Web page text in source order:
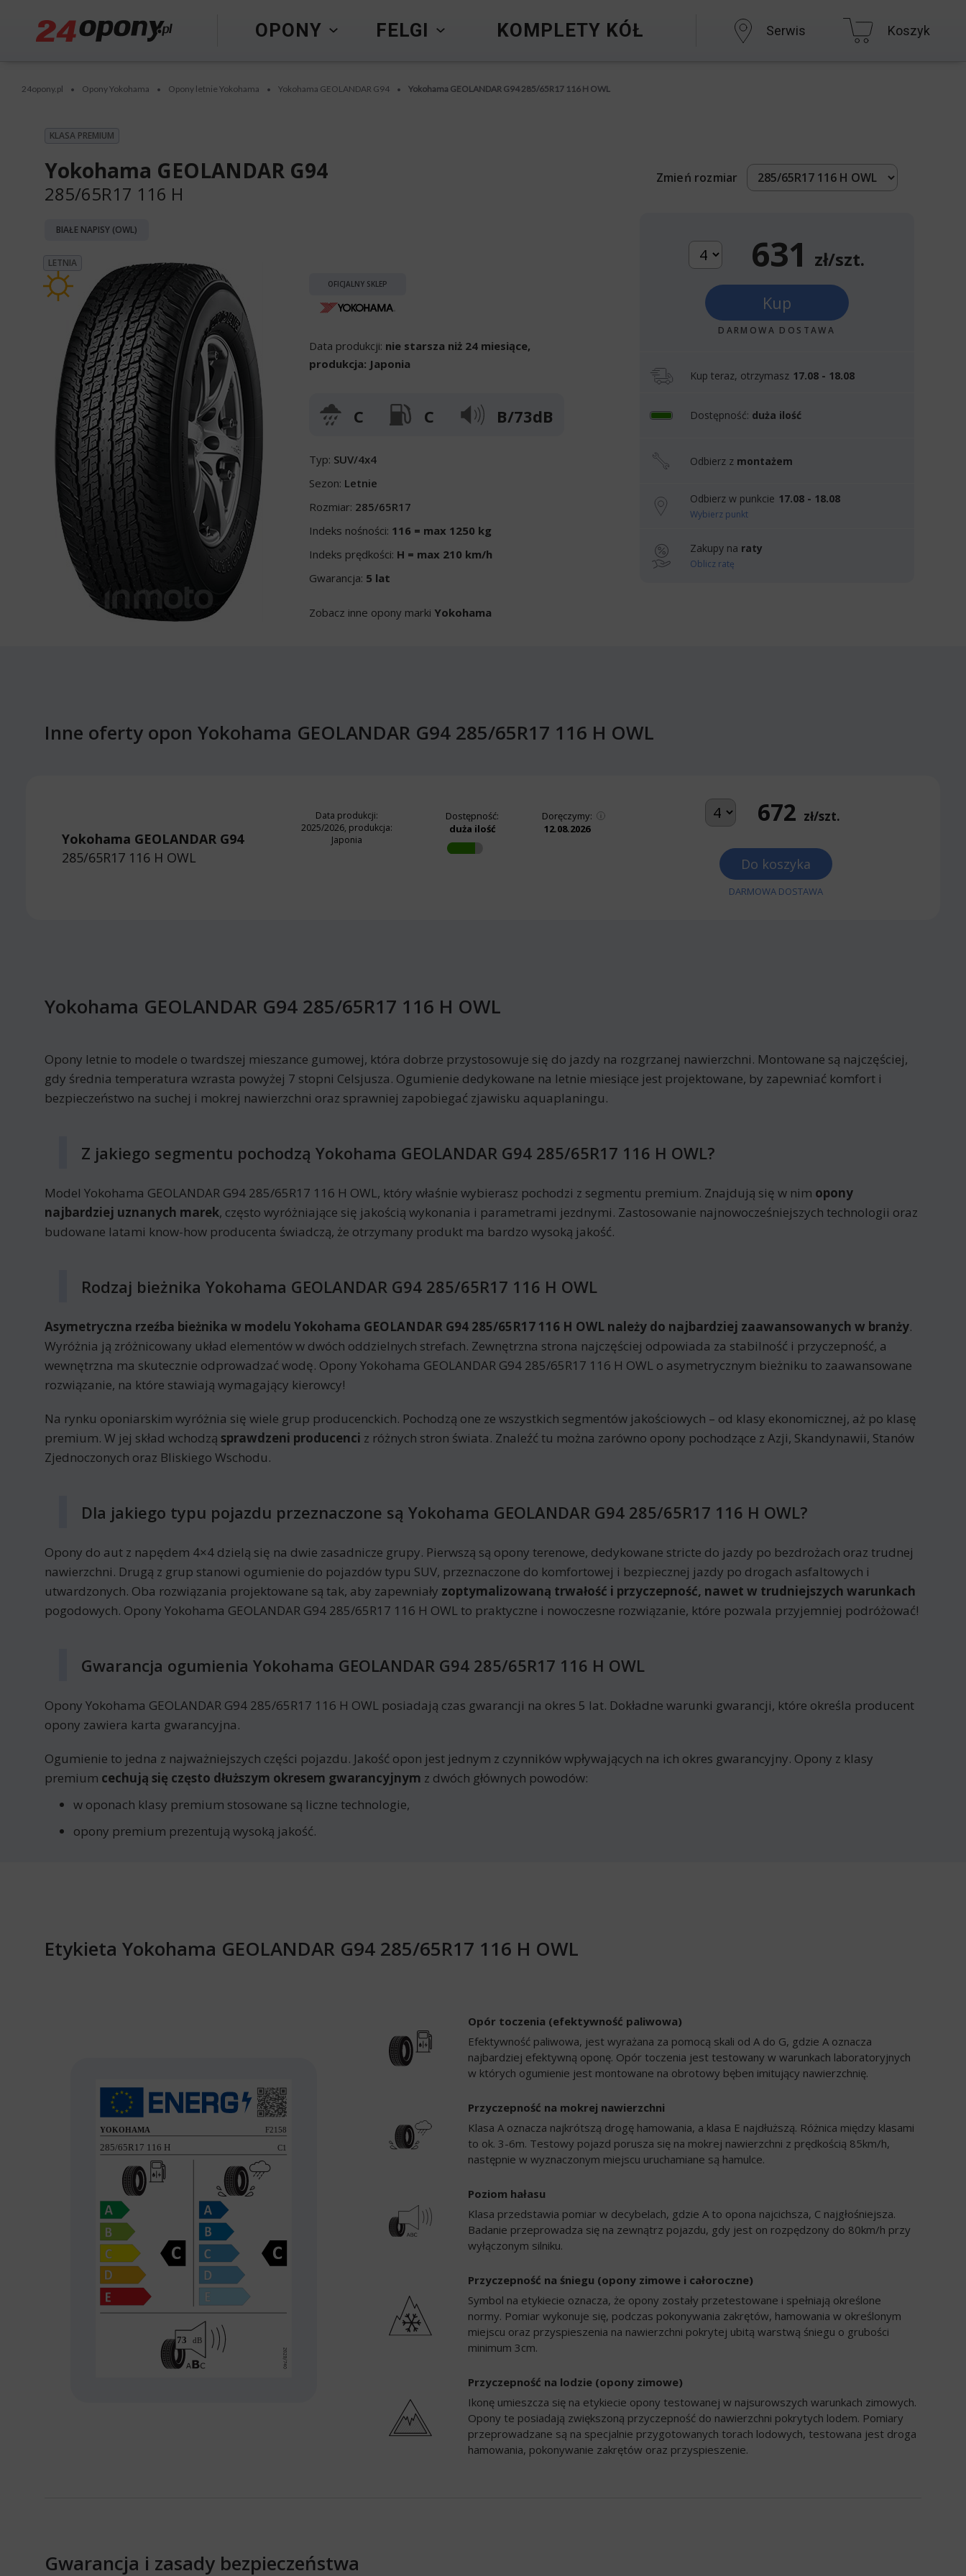
OPONY FELGI KOMPLETY KÓŁ Serwis Koszyk
24opony.pl • Opony Yokohama • Opony letnie Yokohama • Yokohama GEOLANDAR G94 • Yokohama GEOLANDAR G94 285/65R17 116 H OWL
KLASA PREMIUM
Yokohama GEOLANDAR G94
285/65R17 116 H
BIAŁE NAPISY (OWL)
LETNIA
OFICJALNY SKLEP
Data produkcji: nie starsza niż 24 miesiące,
produkcja: Japonia
C C B/73dB
Typ: SUV/4x4
Sezon: Letnie
Rozmiar: 285/65R17
Indeks nośności: 116 = max 1250 kg
Indeks prędkości: H = max 210 km/h
Gwarancja: 5 lat
Zobacz inne opony marki Yokohama
Zmień rozmiar
631 zł/szt.
Kup
DARMOWA DOSTAWA
Kup teraz, otrzymasz 17.08 - 18.08
Dostępność: duża ilość
Odbierz z montażem
Odbierz w punkcie 17.08 - 18.08
Wybierz punkt
Zakupy na raty
Oblicz ratę
Inne oferty opon Yokohama GEOLANDAR G94 285/65R17 116 H OWL
Yokohama GEOLANDAR G94
285/65R17 116 H OWL
Data produkcji:
2025/2026, produkcja:
Japonia
Dostępność:
duża ilość
Doręczymy:
12.08.2026
672 zł/szt.
Do koszyka
DARMOWA DOSTAWA
Yokohama GEOLANDAR G94 285/65R17 116 H OWL
Opony letnie to modele o twardszej mieszance gumowej, która dobrze przystosowuje się do jazdy na rozgrzanej nawierzchni. Montowane są najczęściej,
gdy średnia temperatura wzrasta powyżej 7 stopni Celsjusza. Ogumienie dedykowane na letnie miesiące jest projektowane, by zapewniać komfort i
bezpieczeństwo na suchej i mokrej nawierzchni oraz sprawniej zapobiegać zjawisku aquaplaningu.
Z jakiego segmentu pochodzą Yokohama GEOLANDAR G94 285/65R17 116 H OWL?
Model Yokohama GEOLANDAR G94 285/65R17 116 H OWL, który właśnie wybierasz pochodzi z segmentu premium. Znajdują się w nim opony
najbardziej uznanych marek, często wyróżniające się jakością wykonania i parametrami jezdnymi. Zastosowanie najnowocześniejszych technologii oraz
budowane latami know-how producenta świadczą, że otrzymany produkt ma bardzo wysoką jakość.
Rodzaj bieżnika Yokohama GEOLANDAR G94 285/65R17 116 H OWL
Asymetryczna rzeźba bieżnika w modelu Yokohama GEOLANDAR G94 285/65R17 116 H OWL należy do najbardziej zaawansowanych w branży.
Wyróżnia ją zróżnicowany układ elementów w dwóch oddzielnych strefach. Zewnętrzna strona najczęściej odpowiada za stabilność i przyczepność, a
wewnętrzna ma skutecznie odprowadzać wodę. Opony Yokohama GEOLANDAR G94 285/65R17 116 H OWL o asymetrycznym bieżniku to zaawansowane
rozwiązanie, na które stawiają wymagający kierowcy!
Na rynku oponiarskim wyróżnia się wiele grup producenckich. Pochodzą one ze wszystkich segmentów jakościowych – od klasy ekonomicznej, aż po klasę
premium. W jej skład wchodzą sprawdzeni producenci z różnych stron świata. Znaleźć tu można zarówno opony pochodzące z Azji, Skandynawii, Stanów
Zjednoczonych oraz Bliskiego Wschodu.
Dla jakiego typu pojazdu przeznaczone są Yokohama GEOLANDAR G94 285/65R17 116 H OWL?
Opony do aut z napędem 4×4 dzielą się na dwie zasadnicze grupy. Pierwszą są opony terenowe, dedykowane stricte do jazdy po bezdrożach oraz trudnej
nawierzchni. Drugą z grup stanowi ogumienie do pojazdów typu SUV, przeznaczone do komfortowej i bezpiecznej jazdy po drogach asfaltowych i
utwardzonych. Oba rozwiązania projektowane są tak, aby zapewniały zoptymalizowaną trwałość i przyczepność, nawet w trudniejszych warunkach
pogodowych. Opony Yokohama GEOLANDAR G94 285/65R17 116 H OWL to praktyczne i nowoczesne rozwiązanie, które pozwala przyjemniej podróżować!
Gwarancja ogumienia Yokohama GEOLANDAR G94 285/65R17 116 H OWL
Opony Yokohama GEOLANDAR G94 285/65R17 116 H OWL posiadają czas gwarancji na okres 5 lat. Dokładne warunki gwarancji, które określa producent
opony zawiera karta gwarancyjna.
Ogumienie to jedna z najważniejszych części pojazdu. Jakość opon jest jednym z czynników wpływających na ich okres gwarancyjny. Opony z klasy
premium cechują się często dłuższym okresem gwarancyjnym z dwóch głównych powodów:
w oponach klasy premium stosowane są liczne technologie,
opony premium prezentują wysoką jakość.
Etykieta Yokohama GEOLANDAR G94 285/65R17 116 H OWL
Opór toczenia (efektywność paliwowa)
Efektywność paliwowa, jest wyrażana za pomocą skali od A do G, gdzie A oznacza
najbardziej efektywną oponę. Opór toczenia jest testowany w warunkach laboratoryjnych
w których ogumienie jest montowane na obrotowy bęben imitujący nawierzchnię.
Przyczepność na mokrej nawierzchni
Klasa A oznacza najkrótszą drogę hamowania, a klasa E najdłuższą. Różnica między klasami
to ok. 3-6m. Testowy pojazd porusza się na mokrej nawierzchni z prędkością 85km/h,
następnie w wyznaczonym miejscu uruchamiane są hamulce.
Poziom hałasu
Klasa przedstawia pomiar w decybelach, gdzie A to opona najcichsza, C najgłośniejsza.
Badanie przeprowadza się na zewnątrz pojazdu, gdy jest on rozpędzony do 80km/h przy
wyłączonym silniku.
Przyczepność na śniegu (opony zimowe i całoroczne)
Symbol na etykiecie oznacza, że opony zostały przetestowane i spełniają określone
normy. Pomiar wykonuje się, podczas pokonywania zakrętów, hamowania w określonym
miejscu oraz przyspieszenia na nawierzchni pokrytej ubitą warstwą śniegu o grubości
minimum 3cm.
Przyczepność na lodzie (opony zimowe)
Ikonę umieszcza się na etykiecie opony testowanej w najsurowszych warunkach zimowych.
Opony te posiadają zwiększoną przyczepność do nawierzchni pokrytych lodem. Pomiary
przeprowadzane są na specjalnie przygotowanych torach lodowych, testowana jest droga
hamowania, pokonywanie zakrętów oraz przyspieszenie.
Gwarancja i zasady bezpieczeństwa